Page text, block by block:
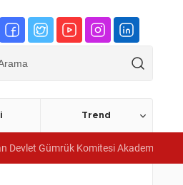
Trend
Komitesi Akademisine yönetim